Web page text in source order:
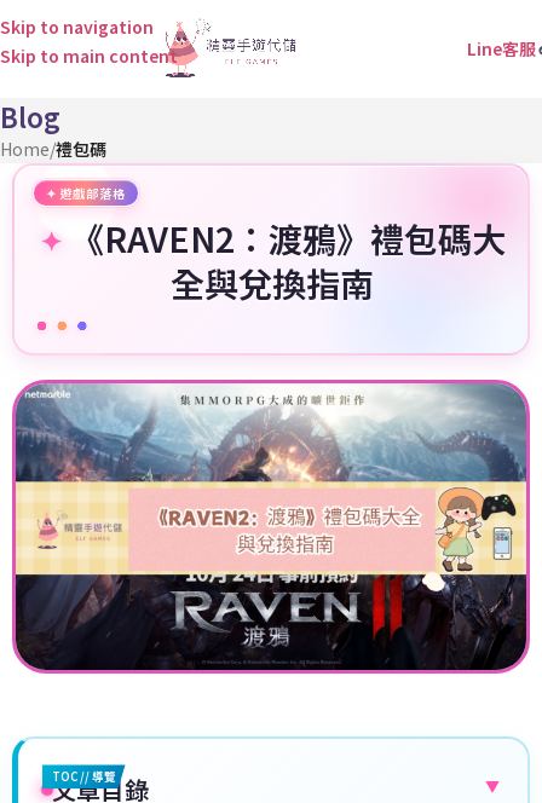
Skip to navigation
Skip to main content
Line客服
Blog
Home/禮包碼
《RAVEN2：渡鴉》禮包碼大
全與兌換指南
TOC // 導覽
文章目錄 ▼